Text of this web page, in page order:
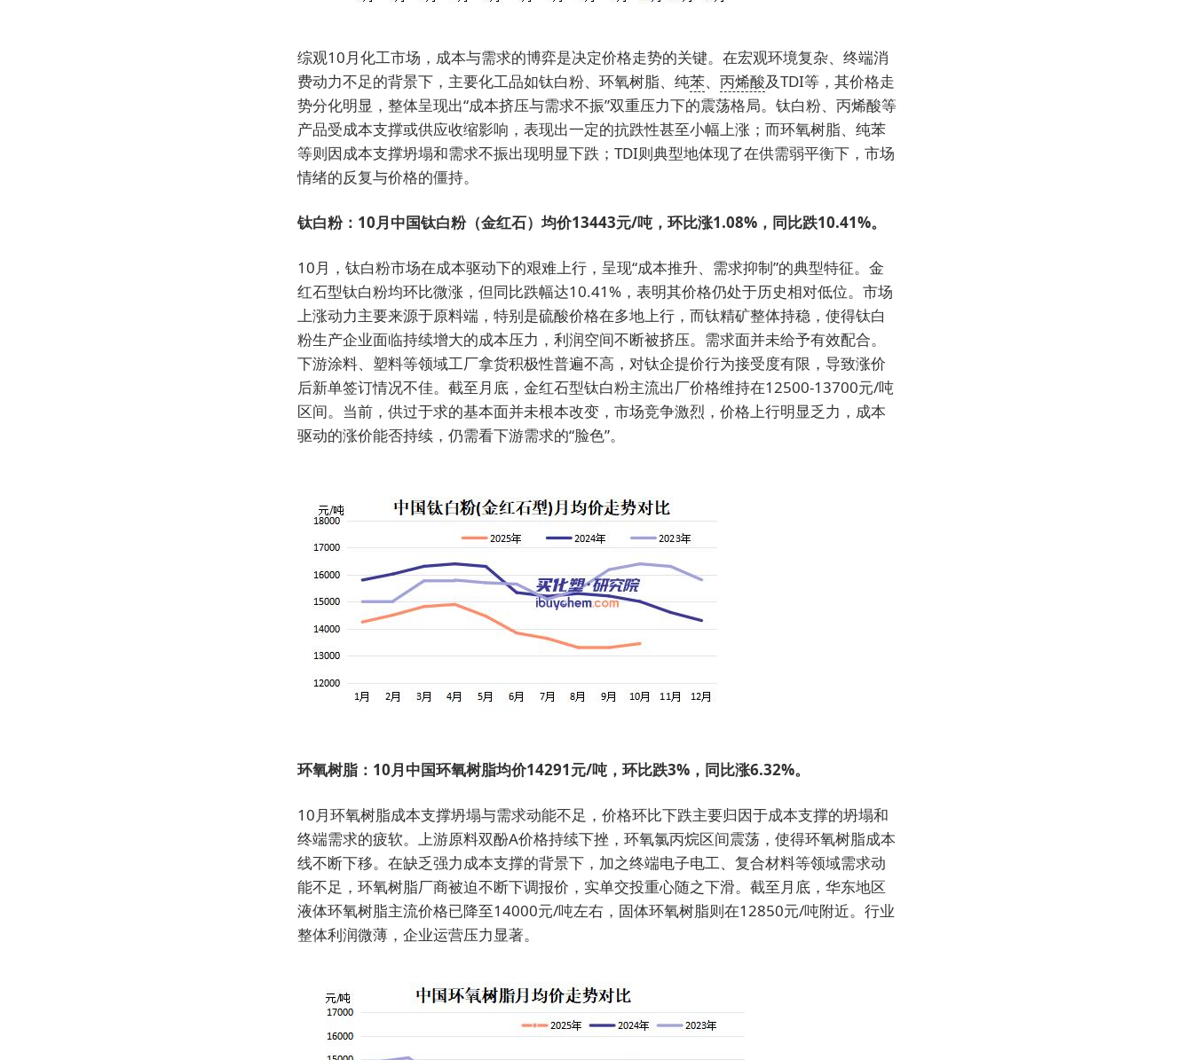
综观10月化工市场，成本与需求的博弈是决定价格走势的关键。在宏观环境复杂、终端消
费动力不足的背景下，主要化工品如钛白粉、环氧树脂、纯苯、 丙烯酸及TDI等，其价格走
势分化明显，整体呈现出“成本挤压与需求不振”双重压力下的震荡格局。钛白粉、丙烯酸等
产品受成本支撑或供应收缩影响，表现出一定的抗跌性甚至小幅上涨；而环氧树脂、纯苯
等则因成本支撑坍塌和需求不振出现明显下跌；TDI则典型地体现了在供需弱平衡下，市场
情绪的反复与价格的僵持。
钛白粉：10月中国钛白粉（金红石）均价13443元/吨，环比涨1.08%，同比跌10.41%。
10月，钛白粉市场在成本驱动下的艰难上行，呈现“成本推升、需求抑制”的典型特征。金
红石型钛白粉均环比微涨，但同比跌幅达10.41%，表明其价格仍处于历史相对低位。市场
上涨动力主要来源于原料端，特别是硫酸价格在多地上行，而钛精矿整体持稳，使得钛白
粉生产企业面临持续增大的成本压力，利润空间不断被挤压。需求面并未给予有效配合。
下游涂料、塑料等领域工厂拿货积极性普遍不高，对钛企提价行为接受度有限，导致涨价
后新单签订情况不佳。截至月底，金红石型钛白粉主流出厂价格维持在12500-13700元/吨
区间。当前，供过于求的基本面并未根本改变，市场竞争激烈，价格上行明显乏力，成本
驱动的涨价能否持续，仍需看下游需求的“脸色”。
环氧树脂：10月中国环氧树脂均价14291元/吨，环比跌3%，同比涨6.32%。
10月环氧树脂成本支撑坍塌与需求动能不足，价格环比下跌主要归因于成本支撑的坍塌和
终端需求的疲软。上游原料双酚A价格持续下挫，环氧氯丙烷区间震荡，使得环氧树脂成本
线不断下移。在缺乏强力成本支撑的背景下，加之终端电子电工、复合材料等领域需求动
能不足，环氧树脂厂商被迫不断下调报价，实单交投重心随之下滑。截至月底，华东地区
液体环氧树脂主流价格已降至14000元/吨左右，固体环氧树脂则在12850元/吨附近。行业
整体利润微薄，企业运营压力显著。